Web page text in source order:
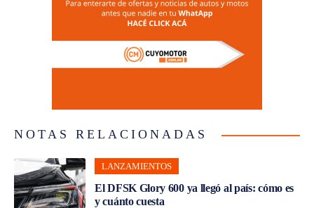
NOTAS RELACIONADAS
LANZAMIENTOS
El DFSK Glory 600 ya llegó al país: cómo es
y cuánto cuesta